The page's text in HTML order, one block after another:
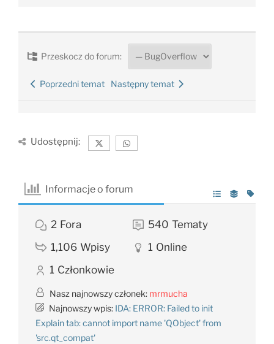
Przeskocz do forum:
Poprzedni temat Następny temat
Udostępnij:
Informacje o forum
2 Fora 540 Tematy
1,106 Wpisy 1 Online
1 Członkowie
Nasz najnowszy członek: mrmucha
Najnowszy wpis: IDA: ERROR: Failed to init
Explain tab: cannot import name 'QObject' from
'src.qt_compat'